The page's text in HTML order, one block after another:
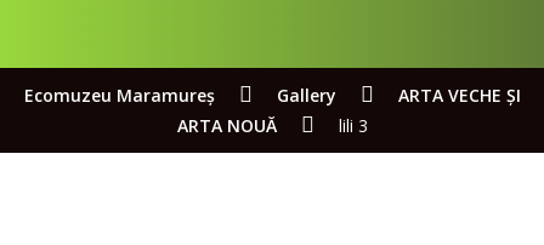
Ecomuzeu Maramureş Gallery
ARTA VECHE ŞI
ARTA NOUĂ
lili 3